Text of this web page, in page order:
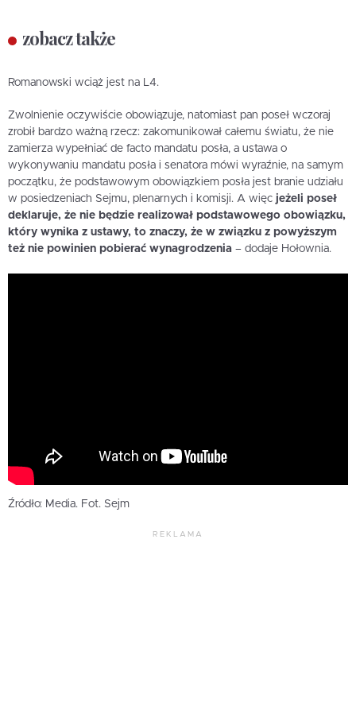
zobacz także
Romanowski wciąż jest na L4.
Zwolnienie oczywiście obowiązuje, natomiast pan poseł wczoraj
zrobił bardzo ważną rzecz: zakomunikował całemu światu, że nie
zamierza wypełniać de facto mandatu posła, a ustawa o
wykonywaniu mandatu posła i senatora mówi wyraźnie, na samym
początku, że podstawowym obowiązkiem posła jest branie udziału
w posiedzeniach Sejmu, plenarnych i komisji. A więc jeżeli poseł
deklaruje, że nie będzie realizował podstawowego obowiązku,
który wynika z ustawy, to znaczy, że w związku z powyższym
też nie powinien pobierać wynagrodzenia – dodaje Hołownia.
Źródło: Media. Fot. Sejm
REKLAMA